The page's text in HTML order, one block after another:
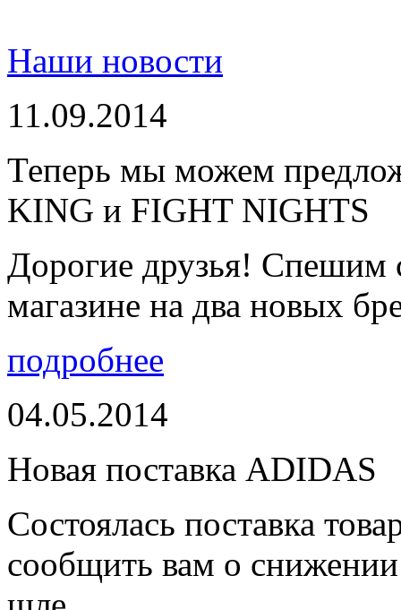
Наши новости
11.09.2014
Теперь мы можем
KING и FIGHT NIGHTS
Дорогие друзья! Спешим
магазине на два новых
подробнее
04.05.2014
Новая поставка ADIDAS
Состоялась поставка
сообщить вам о